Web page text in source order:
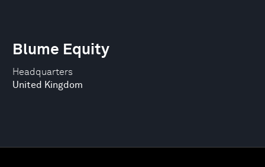
Headquarters
United Kingdom
Blume Equity